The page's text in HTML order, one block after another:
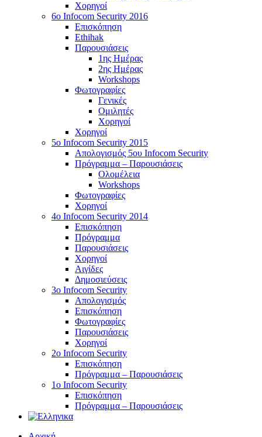
Χορηγοί
6o Infocom Security 2016
Επισκόπηση
Ethihak
Παρουσιάσεις
1ης Ημέρας
2ης Ημέρας
Workshops
Φωτογραφίες
Γενικές
Ομιλητές
Χορηγοί
Χορηγοί
5o Infocom Security 2015
Απολογισμός 5ου Infocom Security
Πρόγραμμα – Παρουσιάσεις
Ολομέλεια
Workshops
Φωτογραφίες
Χορηγοί
4ο Infocom Security 2014
Επισκόπηση
Πρόγραμμα
Παρουσιάσεις
Χορηγοί
Αιγίδες
Δημοσιεύσεις
3o Infocom Security
Απολογισμός
Επισκόπηση
Φωτογραφίες
Παρουσιάσεις
Χορηγοί
2o Infocom Security
Επισκόπηση
Πρόγραμμα – Παρουσιάσεις
1ο Infocom Security
Επισκόπηση
Πρόγραμμα – Παρουσιάσεις